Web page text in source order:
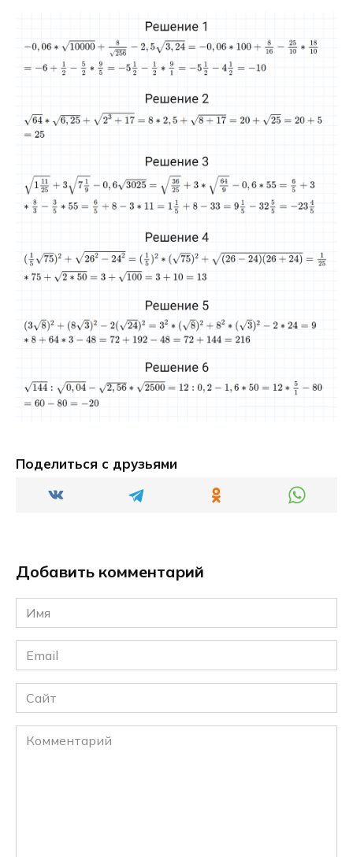
Поделиться с друзьями
Добавить комментарий
Имя
*
Email
*
Сайт
Комментарий